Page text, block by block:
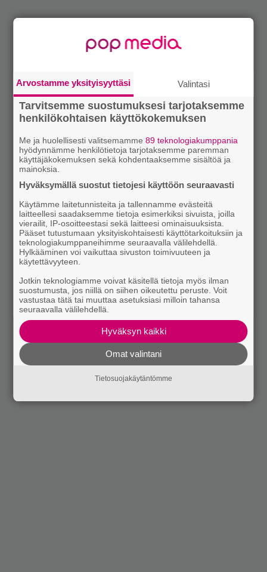
Arvostamme yksityisyyttäsi Valintasi
Tarvitsemme suostumuksesi tarjotaksemme
henkilökohtaisen käyttökokemuksen
Me ja huolellisesti valitsemamme89 teknologiakumppania
hyödynnämme henkilötietoja tarjotaksemme paremman
käyttäjäkokemuksen sekä kohdentaaksemme sisältöä ja
mainoksia.
Hyväksymällä suostut tietojesi käyttöön seuraavasti
Käytämme laitetunnisteita ja tallennamme evästeitä
laitteellesi saadaksemme tietoja esimerkiksi sivuista, joilla
vierailit, IP-osoitteestasi sekä laitteesi ominaisuuksista.
Pääset tutustumaan yksityiskohtaisesti käyttötarkoituksiin ja
teknologiakumppaneihimme seuraavalla välilehdellä.
Hylkääminen voi vaikuttaa sivuston toimivuuteen ja
käytettävyyteen.
Jotkin teknologiamme voivat käsitellä tietoja myös ilman
suostumusta, jos niillä on siihen oikeutettu peruste. Voit
vastustaa tätä tai muuttaa asetuksiasi milloin tahansa
seuraavalla välilehdellä.
Hyväksyn kaikki
Omat valintani
Tietosuojakäytäntömme